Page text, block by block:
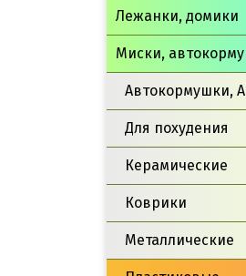
Лежанки, домики
Миски,
Автокормушки,
Для похудения
Керамические
Коврики
Металлические